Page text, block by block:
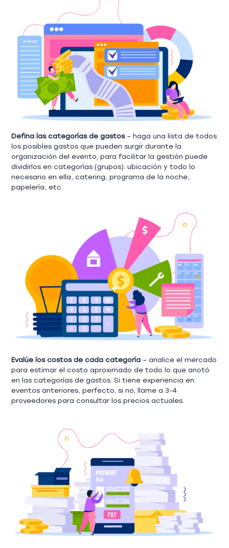
Defina las categorías de gastos– haga una lista de todos
los posibles gastos que pueden surgir durante la
organización del evento, para facilitar la gestión puede
dividirlos en categorías (grupos): ubicación y todo lo
necesario en ella, catering, programa de la noche,
papelería, etc.
Evalúe los costos de cada categoría – analice el mercado
para estimar el costo aproximado de todo lo que anotó
en las categorías de gastos. Si tiene experiencia en
eventos anteriores, perfecto, si no, llame a 3-4
proveedores para consultar los precios actuales.